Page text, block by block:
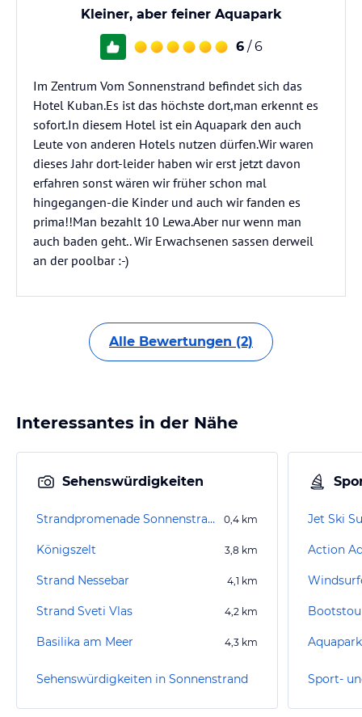
Kleiner, aber feiner Aquapark
6 / 6
Im Zentrum Vom Sonnenstrand befindet sich das
Hotel Kuban.Es ist das höchste dort,man erkennt es
sofort.In diesem Hotel ist ein Aquapark den auch
Leute von anderen Hotels nutzen dürfen.Wir waren
dieses Jahr dort-leider haben wir erst jetzt davon
erfahren sonst wären wir früher schon mal
hingegangen-die Kinder und auch wir fanden es
prima!!Man bezahlt 10 Lewa.Aber nur wenn man
auch baden geht.. Wir Erwachsenen sassen derweil
an der poolbar :-)
Alle Bewertungen (2)
Interessantes in der Nähe
Sehenswürdigkeiten
Strandpromenade Sonnenstrand 0,4 km
Königszelt 3,8 km
Strand Nessebar 4,1 km
Strand Sveti Vlas 4,2 km
Basilika am Meer 4,3 km
Sehenswürdigkeiten in Sonnenstrand
Jet Ski
Action